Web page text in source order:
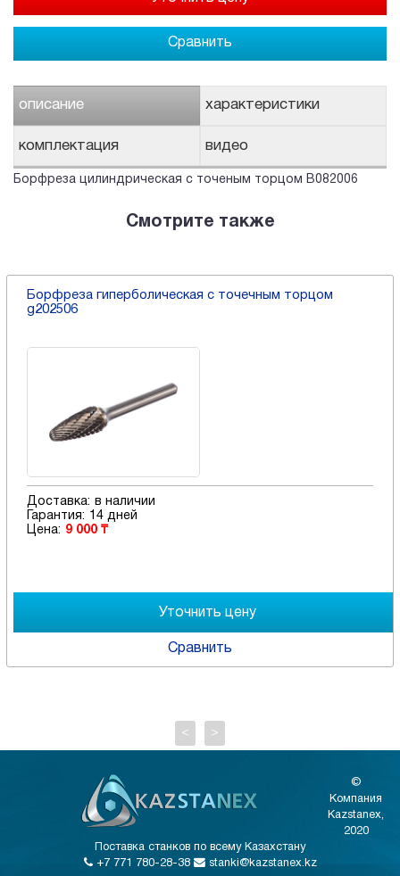
Сравнить
описание характеристики
комплектация видео
Борфреза цилиндрическая с точеным торцом B082006
Смотрите также
Борфреза гиперболическая с точечным торцом
g202506
Доставка:
в наличии
Гарантия:
14 дней
Цена: 9 000 ₸
Сравнить
< >
©
Компания
Kazstanex,
2020
Поставка станков по всему Казахстану
+7 771 780-28-38
stanki@kazstanex.kz